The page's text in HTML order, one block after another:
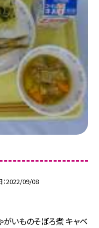
2022/09/08
がいものそぼろ煮 キャベ